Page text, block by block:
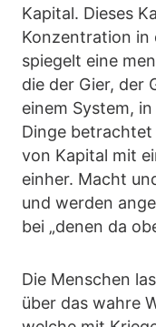
Kapital. Dieses
Konzentration in
spiegelt eine
die der Gier, der
einem System,
Dinge
von Kapital mit
einher. Macht
und werden
bei „denen da
Die Menschen
über das wahre